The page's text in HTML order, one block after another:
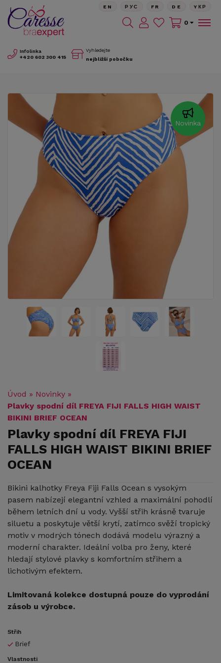
Infolinka
+420 602 300 415
Vyhledejte
nejbližší pobočku
EN РУС FR DE YКР
0
Novinka
Úvod » Novinky »
Plavky spodní díl FREYA FIJI FALLS HIGH WAIST
BIKINI BRIEF OCEAN
Plavky spodní díl FREYA FIJI
FALLS HIGH WAIST BIKINI BRIEF
OCEAN
Bikini kalhotky Freya Fiji Falls Ocean s vysokým
pasem nabízejí elegantní vzhled a maximální pohodlí
během letních dní u vody. Vyšší střih krásně tvaruje
siluetu a poskytuje větší krytí, zatímco svěží tropický
motiv v modrých tónech dodává modelu výrazný a
moderní charakter. Ideální volba pro ženy, které
hledají stylové plavky s komfortním střihem a
lichotivým efektem.
Limitovaná kolekce dostupná pouze do vyprodání
zásob u výrobce.
Střih
Brief
Vlastnosti